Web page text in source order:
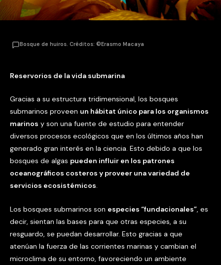
Bosque de huiros. Créditos: ©Erasmo Macaya
Reservorios de la vida submarina
Gracias a su estructura tridimensional, los bosques
submarinos proveen un hábitat único para los organismos
marinos y son una fuente de estudio para entender
diversos procesos ecológicos que en los últimos años han
generado gran interés en la ciencia. Esto debido a que los
bosques de algas pueden influir en los patrones
oceanográficos costeros y proveer una variedad de
servicios ecosistémicos.
Los bosques submarinos son especies “fundacionales”, es
decir, sientan las bases para que otras especies, a su
resguardo, se puedan desarrollar. Esto gracias a que
atenúan la fuerza de las corrientes marinas y cambian el
microclima de su entorno, favoreciendo un ambiente